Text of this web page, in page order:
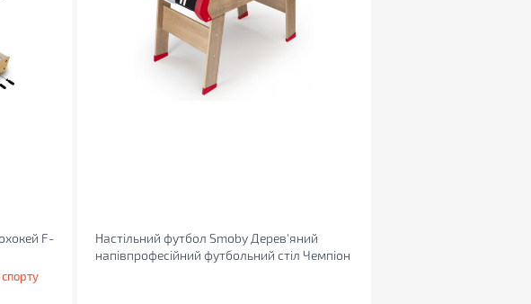
F-
Настільний футбол Smoby Дерев'яний
напівпрофесійний футбольний стіл Чемпіон